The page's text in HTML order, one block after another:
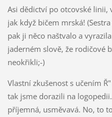
Asi dědictví po otcovské linii,
jak když bičem mrská!
pak ji něco naštvalo a
jaderném slově, že rodičové
neokřikli;-)
Vlastní zkušenost s učením
tak jsme dorazili na
příjemná, usměvavá. No, to